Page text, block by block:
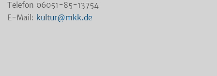
Telefon 06051-85-13754
E-Mail: kultur@mkk.de